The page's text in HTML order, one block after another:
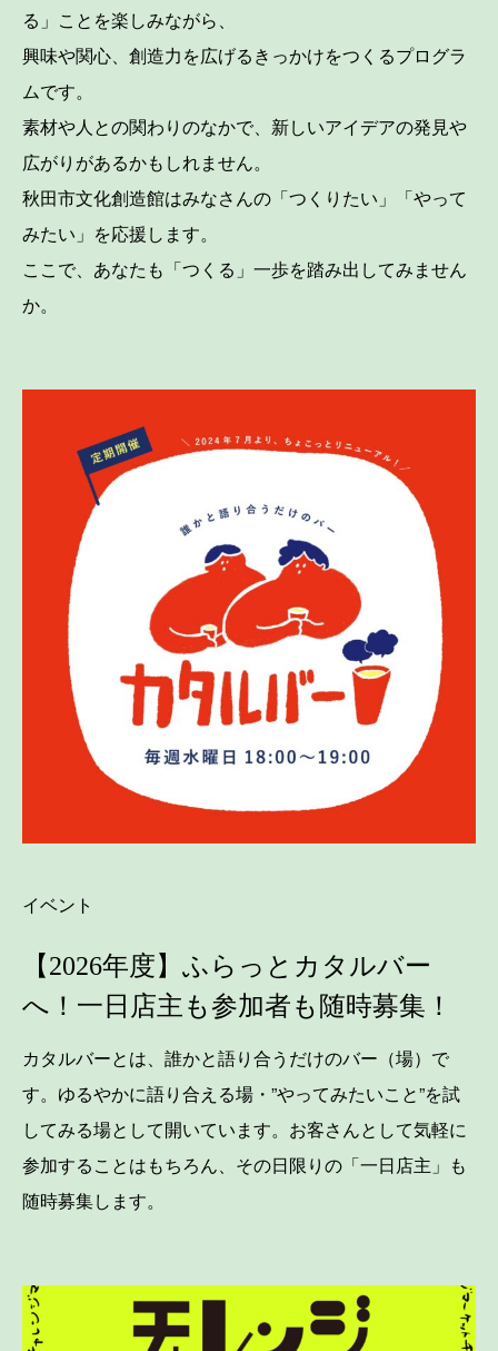
る」ことを楽しみながら、
興味や関心、創造力を広げるきっかけをつくるプログラ
ムです。
素材や人との関わりのなかで、新しいアイデアの発見や
広がりがあるかもしれません。
秋田市文化創造館はみなさんの「つくりたい」「やって
みたい」を応援します。
ここで、あなたも「つくる」一歩を踏み出してみません
か。
イベント
【2026年度】ふらっとカタルバー
へ！一日店主も参加者も随時募集！
カタルバーとは、誰かと語り合うだけのバー（場）で
す。ゆるやかに語り合える場・”やってみたいこと”を試
してみる場として開いています。お客さんとして気軽に
参加することはもちろん、その日限りの「一日店主」も
随時募集します。